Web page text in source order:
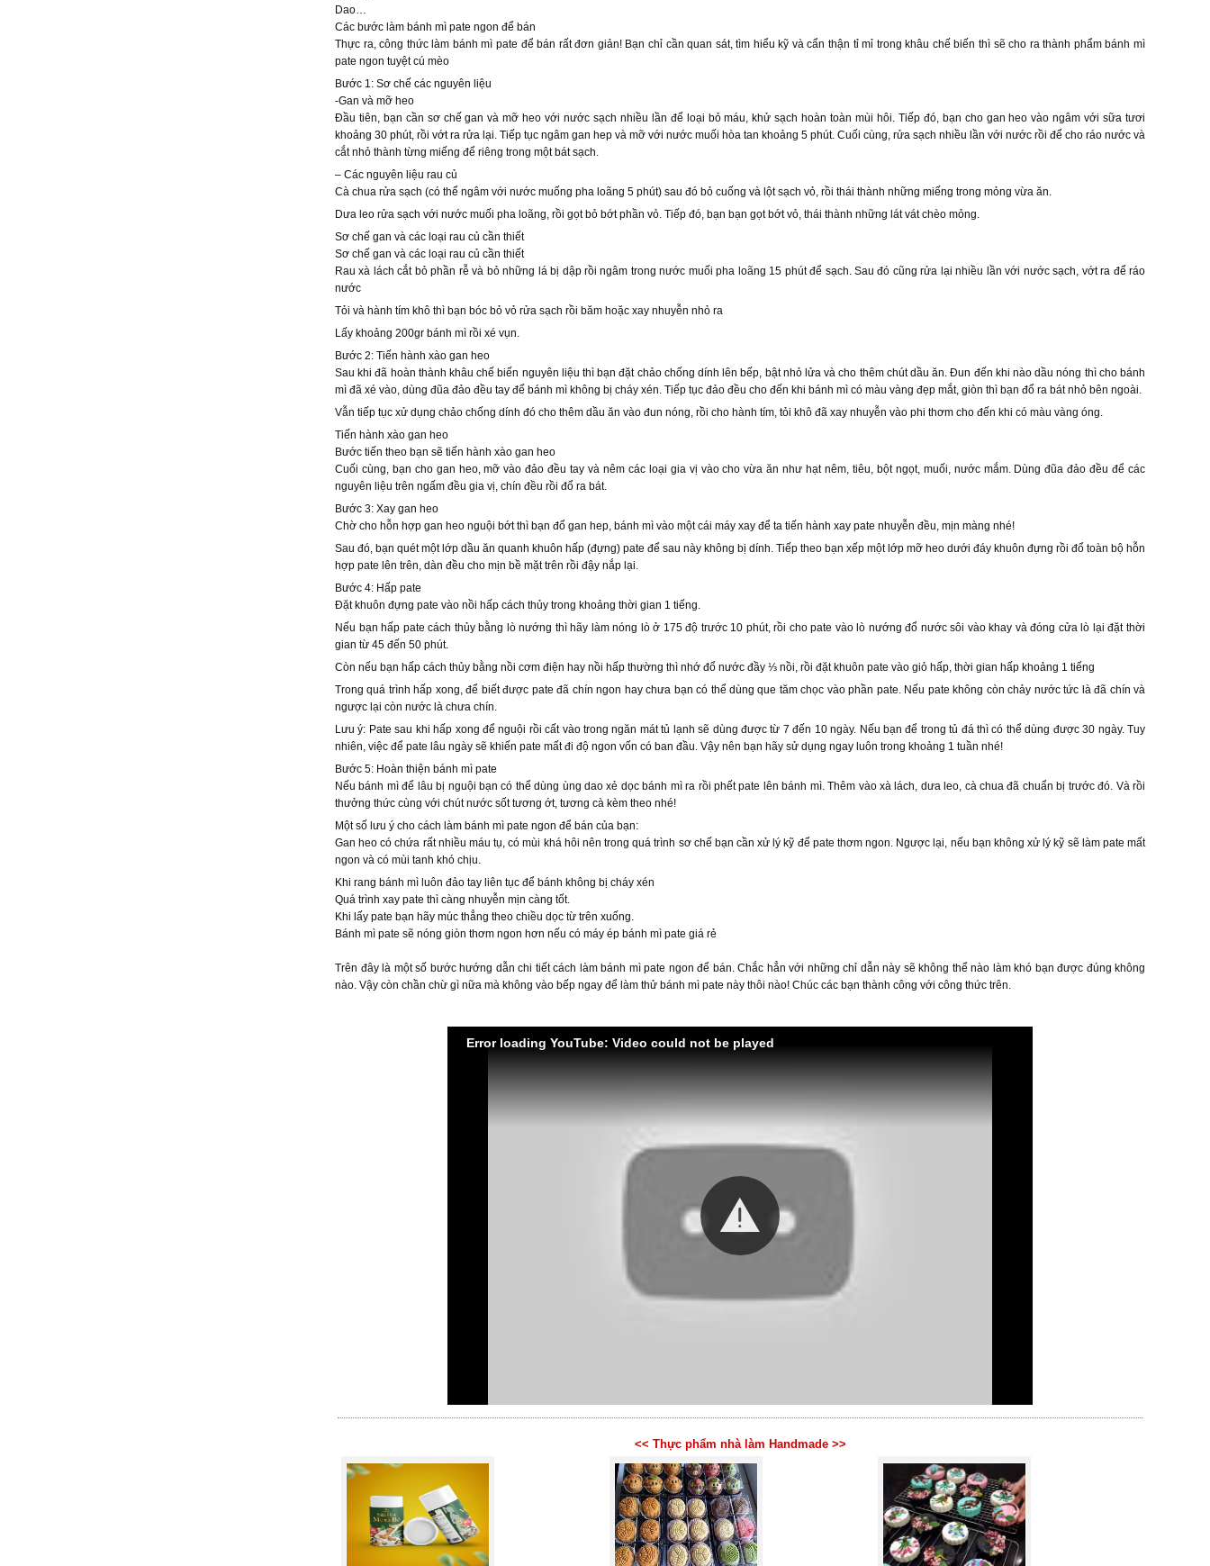
Dao…
Các bước làm bánh mì pate ngon để bán
Thực ra, công thức làm bánh mì pate để bán rất đơn giản! Bạn chỉ cần quan sát, tìm hiểu kỹ và cẩn thận tỉ mỉ trong khâu chế biến thì sẽ cho ra thành phẩm bánh mì
pate ngon tuyệt cú mèo
Bước 1: Sơ chế các nguyên liệu
-Gan và mỡ heo
Đầu tiên, bạn cần sơ chế gan và mỡ heo với nước sạch nhiều lần để loại bỏ máu, khử sạch hoàn toàn mùi hôi. Tiếp đó, bạn cho gan heo vào ngâm với sữa tươi
khoảng 30 phút, rồi vớt ra rửa lại. Tiếp tục ngâm gan hep và mỡ với nước muối hòa tan khoảng 5 phút. Cuối cùng, rửa sạch nhiều lần với nước rồi để cho ráo nước và
cắt nhỏ thành từng miếng để riêng trong một bát sạch.
– Các nguyên liệu rau củ
Cà chua rửa sạch (có thể ngâm với nước muống pha loãng 5 phút) sau đó bỏ cuống và lột sạch vỏ, rồi thái thành những miếng trong mỏng vừa ăn.
Dưa leo rửa sạch với nước muối pha loãng, rồi gọt bỏ bớt phần vỏ. Tiếp đó, bạn bạn gọt bớt vỏ, thái thành những lát vát chèo mỏng.
Sơ chế gan và các loại rau củ cần thiết
Sơ chế gan và các loại rau củ cần thiết
Rau xà lách cắt bỏ phần rễ và bỏ những lá bị dập rồi ngâm trong nước muối pha loãng 15 phút để sạch. Sau đó cũng rửa lại nhiều lần với nước sạch, vớt ra để ráo
nước
Tỏi và hành tím khô thì bạn bóc bỏ vỏ rửa sạch rồi băm hoặc xay nhuyễn nhỏ ra
Lấy khoảng 200gr bánh mì rồi xé vụn.
Bước 2: Tiến hành xào gan heo
Sau khi đã hoàn thành khâu chế biến nguyên liệu thì bạn đặt chảo chống dính lên bếp, bật nhỏ lửa và cho thêm chút dầu ăn. Đun đến khi nào dầu nóng thì cho bánh
mì đã xé vào, dùng đũa đảo đều tay để bánh mì không bị cháy xén. Tiếp tục đảo đều cho đến khi bánh mì có màu vàng đẹp mắt, giòn thì bạn đổ ra bát nhỏ bên ngoài.
Vẫn tiếp tục xử dụng chảo chống dính đó cho thêm dầu ăn vào đun nóng, rồi cho hành tím, tỏi khô đã xay nhuyễn vào phi thơm cho đến khi có màu vàng óng.
Tiến hành xào gan heo
Bước tiến theo bạn sẽ tiến hành xào gan heo
Cuối cùng, bạn cho gan heo, mỡ vào đảo đều tay và nêm các loại gia vị vào cho vừa ăn như hạt nêm, tiêu, bột ngọt, muối, nước mắm. Dùng đũa đảo đều để các
nguyên liệu trên ngấm đều gia vị, chín đều rồi đổ ra bát.
Bước 3: Xay gan heo
Chờ cho hỗn hợp gan heo nguội bớt thì bạn đổ gan hep, bánh mì vào một cái máy xay để ta tiến hành xay pate nhuyễn đều, mịn màng nhé!
Sau đó, bạn quét một lớp dầu ăn quanh khuôn hấp (đựng) pate để sau này không bị dính. Tiếp theo bạn xếp một lớp mỡ heo dưới đáy khuôn đựng rồi đổ toàn bộ hỗn
hợp pate lên trên, dàn đều cho mịn bề mặt trên rồi đậy nắp lại.
Bước 4: Hấp pate
Đặt khuôn đựng pate vào nồi hấp cách thủy trong khoảng thời gian 1 tiếng.
Nếu bạn hấp pate cách thủy bằng lò nướng thì hãy làm nóng lò ở 175 độ trước 10 phút, rồi cho pate vào lò nướng đổ nước sôi vào khay và đóng cửa lò lại đặt thời
gian từ 45 đến 50 phút.
Còn nếu bạn hấp cách thủy bằng nồi cơm điện hay nồi hấp thường thì nhớ đổ nước đầy ⅓ nồi, rồi đặt khuôn pate vào giỏ hấp, thời gian hấp khoảng 1 tiếng
Trong quá trình hấp xong, để biết được pate đã chín ngon hay chưa bạn có thể dùng que tăm chọc vào phần pate. Nếu pate không còn chảy nước tức là đã chín và
ngược lại còn nước là chưa chín.
Lưu ý: Pate sau khi hấp xong để nguội rồi cất vào trong ngăn mát tủ lạnh sẽ dùng được từ 7 đến 10 ngày. Nếu bạn để trong tủ đá thì có thể dùng được 30 ngày. Tuy
nhiên, việc để pate lâu ngày sẽ khiến pate mất đi độ ngon vốn có ban đầu. Vậy nên bạn hãy sử dụng ngay luôn trong khoảng 1 tuần nhé!
Bước 5: Hoàn thiện bánh mì pate
Nếu bánh mì để lâu bị nguội bạn có thể dùng ùng dao xẻ dọc bánh mì ra rồi phết pate lên bánh mì. Thêm vào xà lách, dưa leo, cà chua đã chuẩn bị trước đó. Và rồi
thưởng thức cùng với chút nước sốt tương ớt, tương cà kèm theo nhé!
Một số lưu ý cho cách làm bánh mì pate ngon để bán của bạn:
Gan heo có chứa rất nhiều máu tụ, có mùi khá hôi nên trong quá trình sơ chế bạn cần xử lý kỹ để pate thơm ngon. Ngược lại, nếu bạn không xử lý kỹ sẽ làm pate mất
ngon và có mùi tanh khó chịu.
Khi rang bánh mì luôn đảo tay liên tục để bánh không bị cháy xén
Quá trình xay pate thì càng nhuyễn mịn càng tốt.
Khi lấy pate bạn hãy múc thẳng theo chiều dọc từ trên xuống.
Bánh mì pate sẽ nóng giòn thơm ngon hơn nếu có máy ép bánh mì pate giá rẻ
Trên đây là một số bước hướng dẫn chi tiết cách làm bánh mì pate ngon để bán. Chắc hẳn với những chỉ dẫn này sẽ không thể nào làm khó bạn được đúng không
nào. Vậy còn chần chừ gì nữa mà không vào bếp ngay để làm thử bánh mì pate này thôi nào! Chúc các bạn thành công với công thức trên.
Error loading YouTube: Video could not be played
<< Thực phẩm nhà làm Handmade >>